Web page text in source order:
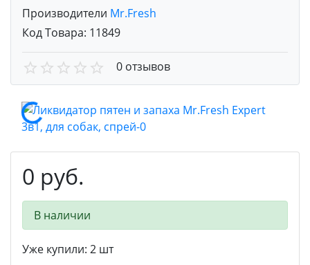
Производители Mr.Fresh
Код Товара: 11849
0 отзывов
0 руб.
В наличии
Уже купили: 2 шт